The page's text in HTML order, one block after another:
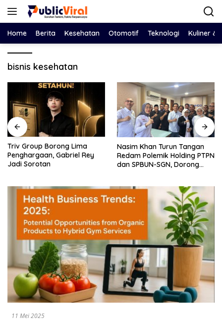
Langsung
Home Berita Kesehatan Otomotif Teknologi Kuliner &
bisnis kesehatan
Lima
Rey
Nasim Khan Turun Tangan
Redam Polemik Holding PTPN
dan SPBUN-SGN, Dorong
Bawa Salinan
DPRD, Eko
Dewan Adu Data
11 Mei 2025